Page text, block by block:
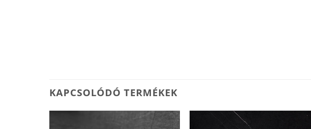
KAPCSOLÓDÓ TERMÉKEK